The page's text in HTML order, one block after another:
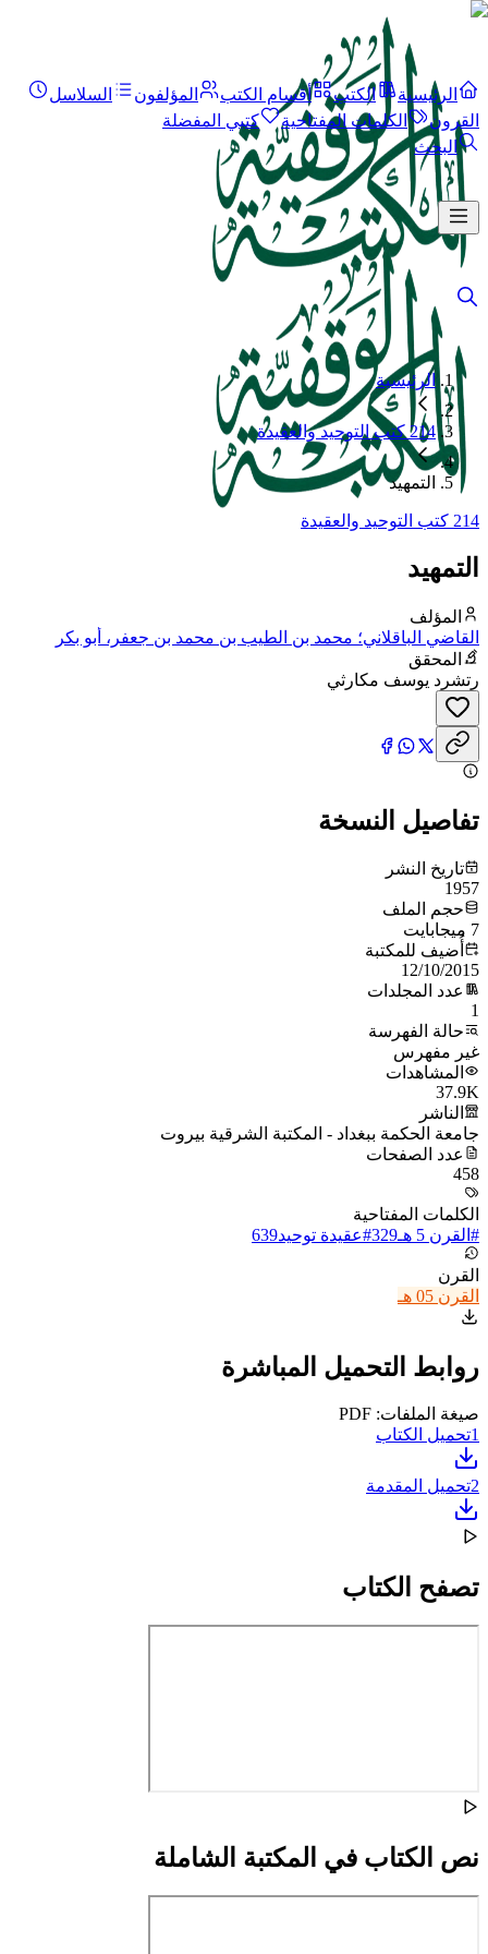
الرئيسية الكتب أقسام الكتب المؤلفون
السلاسل
القرون
الكلمات المفتاحية
كتبي المفضلة
البحث
الرئيسية
214 كتب التوحيد والعقيدة
التمهيد
214 كتب التوحيد والعقيدة
التمهيد
المؤلف
القاضي الباقلاني؛ محمد بن الطيب بن محمد بن جعفر، أبو بكر
المحقق
رتشرد يوسف مكارثي
تفاصيل النسخة
تاريخ النشر
1957
حجم الملف
7 ميجابايت
أُضيف للمكتبة
12/10/2015
عدد المجلدات
1
حالة الفهرسة
غير مفهرس
المشاهدات
37.9K
الناشر
جامعة الحكمة ببغداد - المكتبة الشرقية بيروت
عدد الصفحات
458
الكلمات المفتاحية
# القرن 5 هـ 329
#عقيدة توحيد639
القرن
القرن 05 هـ
روابط التحميل المباشرة
صيغة الملفات: PDF
1تحميل الكتاب
2تحميل المقدمة
تصفح الكتاب
نص الكتاب في المكتبة الشاملة